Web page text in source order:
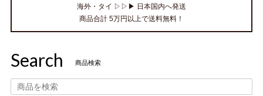
海外・タイ ▷▷▶ 日本国内へ発送
商品合計 5万円以上で送料無料！
Search 商品検索